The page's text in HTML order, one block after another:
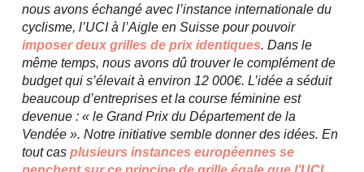
nous avons échangé avec l’instance internationale du
cyclisme, l’UCI à l’Aigle en Suisse pour pouvoir
imposer deux grilles de prix identiques. Dans le
même temps, nous avons dû trouver le complément de
budget qui s’élevait à environ 12 000€. L’idée a séduit
beaucoup d’entreprises et la course féminine est
devenue : « le Grand Prix du Département de la
Vendée ». Notre initiative semble donner des idées. En
tout cas plusieurs instances européennes se